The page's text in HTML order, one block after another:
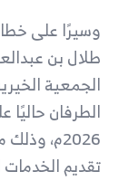
وسيرًا على
طلال بن
الجمعية
الطرفان
2026م،
تقديم الخدمات